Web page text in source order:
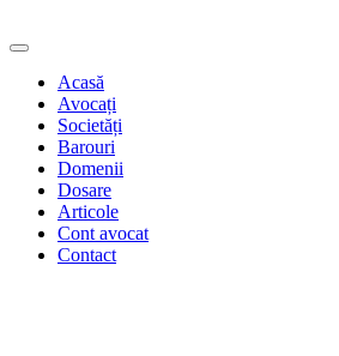
Acasă
Avocați
Societăți
Barouri
Domenii
Dosare
Articole
Cont avocat
Contact